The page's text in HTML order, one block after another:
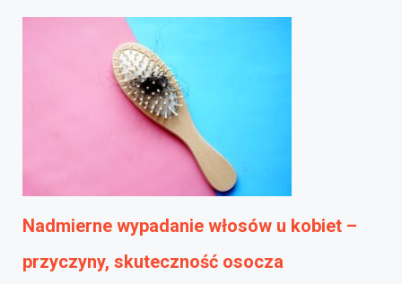
Nadmierne wypadanie włosów u kobiet –
przyczyny, skuteczność osocza